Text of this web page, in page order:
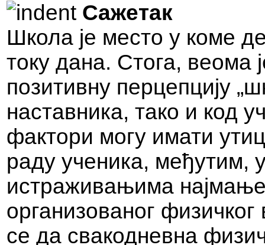
Сажетак
Школа је место у коме
току дана. Стога, веома
позитивну перцепцију
наставника, тако и код
фактори могу имати
раду ученика,
истраживањима
организованог
се да свакодневна